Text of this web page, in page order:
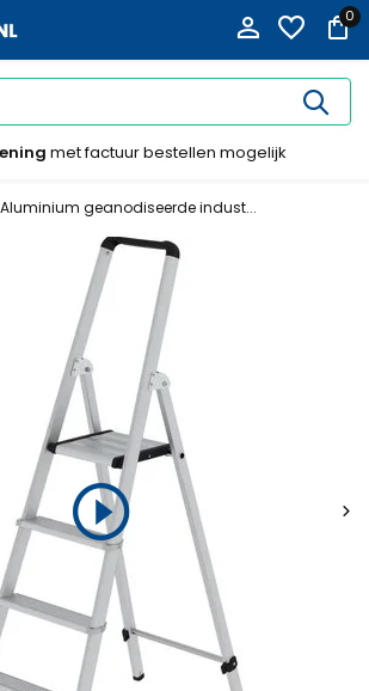
0
met factuur bestellen mogelijk
Aluminium geanodiseerde indust...